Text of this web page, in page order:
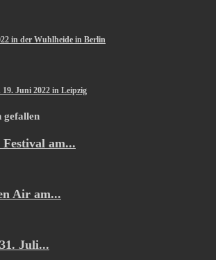
in der Wuhlheide in Berlin
Juni 2022 in Leipzig
gefallen
am...
Air am...
Juli...